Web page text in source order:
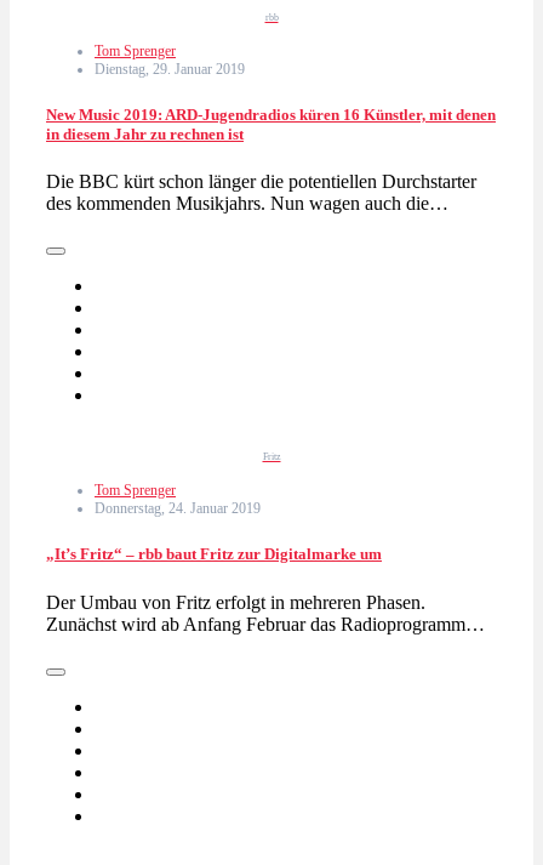
rbb
Tom Sprenger
Dienstag, 29. Januar 2019
New Music 2019: ARD-Jugendradios küren 16 Künstler, mit denen
in diesem Jahr zu rechnen ist
Die BBC kürt schon länger die potentiellen Durchstarter
des kommenden Musikjahrs. Nun wagen auch die…
Fritz
Tom Sprenger
Donnerstag, 24. Januar 2019
„It’s Fritz“ – rbb baut Fritz zur Digitalmarke um
Der Umbau von Fritz erfolgt in mehreren Phasen.
Zunächst wird ab Anfang Februar das Radioprogramm…